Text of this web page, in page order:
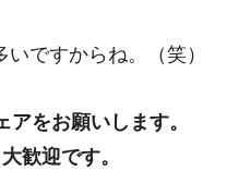
ですからね。（笑）
アをお願いします。
歓迎です。